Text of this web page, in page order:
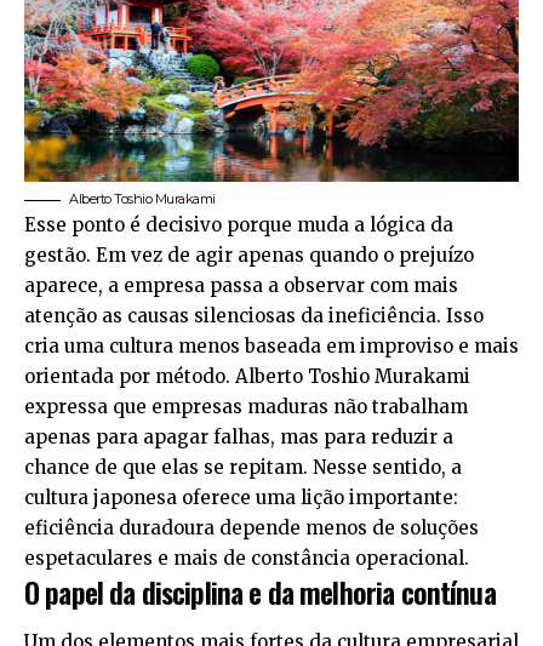
Alberto Toshio Murakami
Esse ponto é decisivo porque muda a lógica da
gestão. Em vez de agir apenas quando o prejuízo
aparece, a empresa passa a observar com mais
atenção as causas silenciosas da ineficiência. Isso
cria uma cultura menos baseada em improviso e mais
orientada por método. Alberto Toshio Murakami
expressa que empresas maduras não trabalham
apenas para apagar falhas, mas para reduzir a
chance de que elas se repitam. Nesse sentido, a
cultura japonesa oferece uma lição importante:
eficiência duradoura depende menos de soluções
espetaculares e mais de constância operacional.
O papel da disciplina e da melhoria contínua